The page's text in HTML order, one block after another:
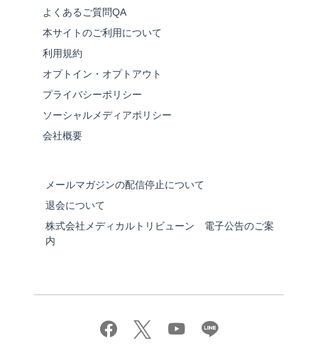
よくあるご質問QA
本サイトのご利用について
利用規約
オプトイン・オプトアウト
プライバシーポリシー
ソーシャルメディアポリシー
会社概要
メールマガジンの配信停止について
退会について
株式会社メディカルトリビューン 電子公告のご案
内